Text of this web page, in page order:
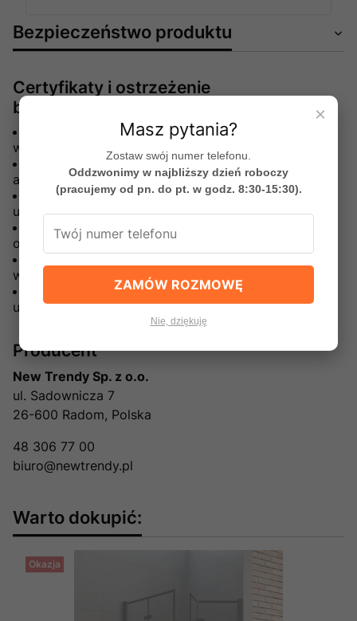
Bezpieczeństwo produktu
Certyfikaty i ostrzeżenie
bezpieczeństwa
Produkt powinien być instalowany przez
wykwalifikowanych specjalistów
Po rozpakowaniu należy sprawdzić, czy produkt i
akcesoria są w stanie nadającym się do użytku.
Jeśli podczas transportu zostaną wykryte
uszkodzenia należy skontaktować się ze sprzedawcą
Producent nie odpowiada za uszkodzenia mienia,
obrażenia ciała spowodowane niewłaściwą obsługą.
ważność
Nie zezwala się na montaż i użytkowanie
uszkodzonego produktu
Producent
New Trendy Sp. z o.o.
ul. Sadownicza 7
26-600 Radom, Polska
48 306 77 00
biuro@newtrendy.pl
Warto dokupić:
Okazja
×
Masz pytania?
Zostaw swój numer telefonu.
Oddzwonimy w najbliższy dzień roboczy
(pracujemy od pn. do pt. w godz. 8:30-15:30).
ZAMÓW ROZMOWĘ
Nie, dziękuję